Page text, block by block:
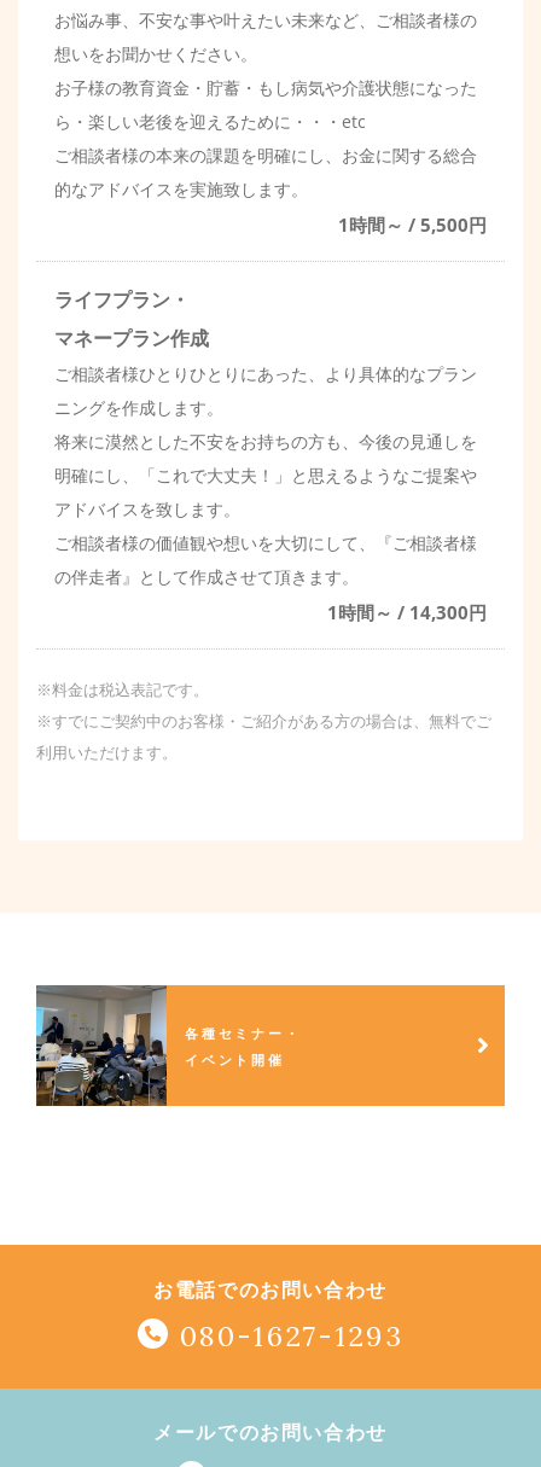
お悩み事、不安な事や叶えたい未来など、ご相談者様の
想いをお聞かせください。
お子様の教育資金・貯蓄・もし病気や介護状態になった
ら・楽しい老後を迎えるために・・・etc
ご相談者様の本来の課題を明確にし、お金に関する総合
的なアドバイスを実施致します。
1時間～ / 5,500円
ライフプラン・
マネープラン作成
ご相談者様ひとりひとりにあった、より具体的なプラン
ニングを作成します。
将来に漠然とした不安をお持ちの方も、今後の見通しを
明確にし、「これで大丈夫！」と思えるようなご提案や
アドバイスを致します。
ご相談者様の価値観や想いを大切にして、『ご相談者様
の伴走者』として作成させて頂きます。
1時間～ / 14,300円
※料金は税込表記です。
※すでにご契約中のお客様・ご紹介がある方の場合は、無料でご
利用いただけます。
各種セミナー・
イベント開催
お電話でのお問い合わせ
080-1627-1293
メールでのお問い合わせ